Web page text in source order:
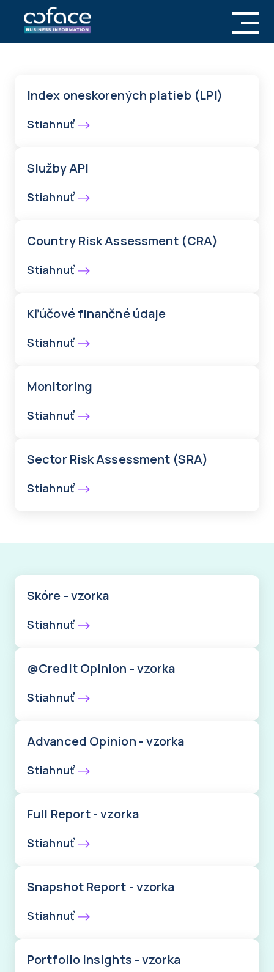
Index oneskorených platieb (LPI)
Stiahnuť
Služby API
Stiahnuť
Country Risk Assessment (CRA)
Stiahnuť
Kľúčové finančné údaje
Stiahnuť
Monitoring
Stiahnuť
Sector Risk Assessment (SRA)
Stiahnuť
Skóre - vzorka
Stiahnuť
@Credit Opinion - vzorka
Stiahnuť
Advanced Opinion - vzorka
Stiahnuť
Full Report - vzorka
Stiahnuť
Snapshot Report - vzorka
Stiahnuť
Portfolio Insights - vzorka